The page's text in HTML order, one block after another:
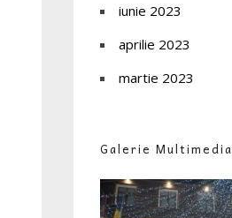
iunie 2023
aprilie 2023
martie 2023
Galerie Multimedia